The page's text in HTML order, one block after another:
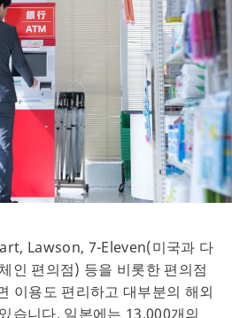
Lawson, 7-Eleven(미국과 다
인 편의점) 등을 비롯한 편의점
이용도 편리하고 대부분의 해외
습니다. 일본에는 13,000개의